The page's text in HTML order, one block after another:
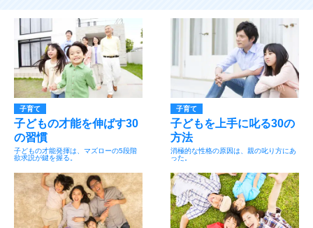
子育て
子どもの才能を伸ばす30
の習慣
子どもの才能発揮は、マズローの5段階
欲求説が鍵を握る。
子育て
子どもを上手に叱る30の
方法
消極的な性格の原因は、親の叱り方にあ
った。